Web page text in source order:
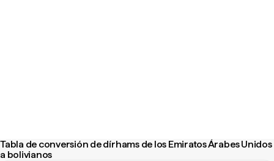
Tabla de conversión de dírhams de los Emiratos Árabes Unidos
a bolivianos